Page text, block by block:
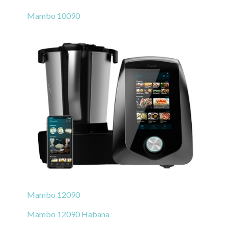
Mambo 10090
Mambo 12090
Mambo 12090 Habana